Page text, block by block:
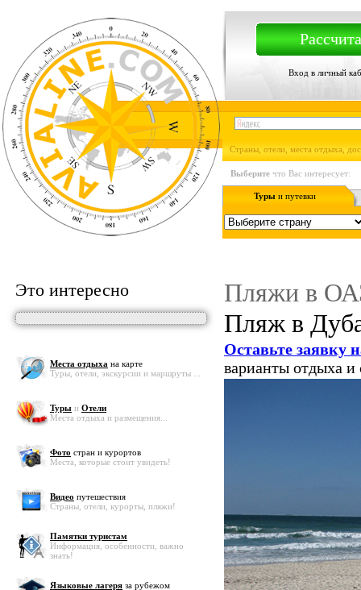
Вход в личный
Страны, отели, места отдыха,
Выберите что Вас интересует:
Туры и путевки
Это интересно
Места отдыха на карте
Туры, отели, экскурсии и маршруты ...
Туры и Отели
Места отдыха и размещения...
Фото стран и курортов
Места, которые стоит увидеть!
Видео путешествия
Страны, отели, курорты, пляжи!
Памятки туристам
Информация, особенности, важно
знать!
Языковые лагеря за рубежом
Пляжи в
Пляж в
Оставьте заявку
варианты отдыха